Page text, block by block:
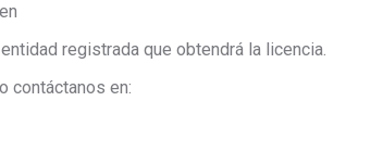
registrada que obtendrá la licencia.
contáctanos en: